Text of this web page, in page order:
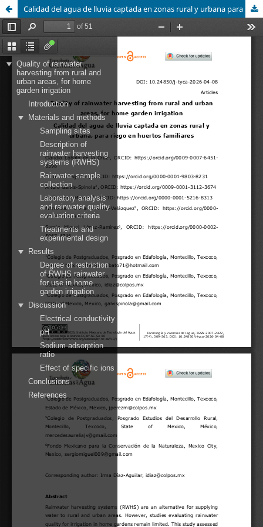
Calidad del agua de lluvia captada en zonas rural y urbana para riego en huertos familiares